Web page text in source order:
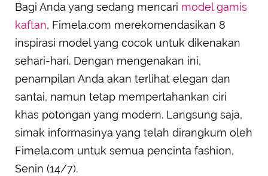
Bagi Anda yang sedang mencari model gamis
kaftan, Fimela.com merekomendasikan 8
inspirasi model yang cocok untuk dikenakan
sehari-hari. Dengan mengenakan ini,
penampilan Anda akan terlihat elegan dan
santai, namun tetap mempertahankan ciri
khas potongan yang modern. Langsung saja,
simak informasinya yang telah dirangkum oleh
Fimela.com untuk semua pencinta fashion,
Senin (14/7).